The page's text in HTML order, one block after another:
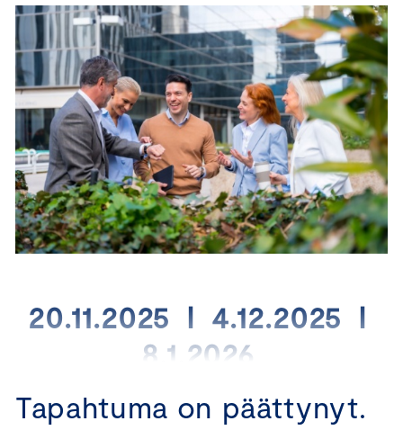
20.11.2025 I 4.12.2025 I
8.1.2026
Tule mukaan syventämään
Tapahtuma on päättynyt.